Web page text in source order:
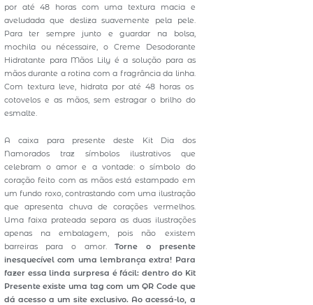
por até 48 horas com uma textura macia e
aveludada que desliza suavemente pela pele.
Para ter sempre junto e guardar na bolsa,
mochila ou nécessaire, o Creme Desodorante
Hidratante para Mãos Lily é a solução para as
mãos durante a rotina com a fragrância da linha.
Com textura leve, hidrata por até 48 horas os
cotovelos e as mãos, sem estragar o brilho do
esmalte.
A caixa para presente deste Kit Dia dos
Namorados traz símbolos ilustrativos que
celebram o amor e a vontade: o símbolo do
coração feito com as mãos está estampado em
um fundo roxo, contrastando com uma ilustração
que apresenta chuva de corações vermelhos.
Uma faixa prateada separa as duas ilustrações
apenas na embalagem, pois não existem
barreiras para o amor.Torne o presente
inesquecível com uma lembrança extra! Para
fazer essa linda surpresa é fácil: dentro do Kit
Presente existe uma tag com um QR Code que
dá acesso a um site exclusivo. Ao acessá-lo, a